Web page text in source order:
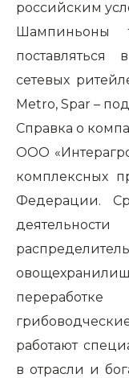
российским
Шампиньоны
поставляться
сетевых
Metro, Spar –
Справка о
ООО
комплексных
Федерации.
работают
в отрасли и